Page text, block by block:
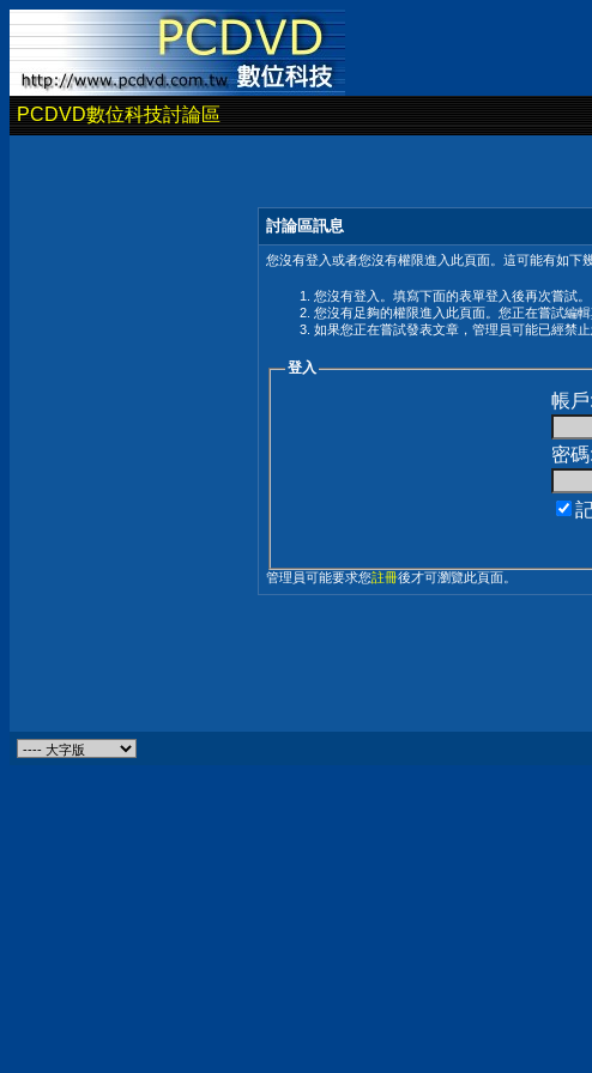
PCDVD數位科技討論區
討論區訊息
您沒有登入或者您沒有權限進入此頁面。這可能有如下
您沒有登入。填寫下面的表單登入後再次嘗試。
您沒有足夠的權限進入此頁面。您正在嘗試編
如果您正在嘗試發表文章，管理員可能已經禁
登入
帳戶:
密碼:
管理員可能要求您註冊後才可瀏覽此頁面。